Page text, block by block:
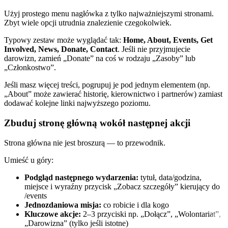
Użyj prostego menu nagłówka z tylko najważniejszymi stronami.
Zbyt wiele opcji utrudnia znalezienie czegokolwiek.
Typowy zestaw może wyglądać tak: Home, About, Events, Get
Involved, News, Donate, Contact. Jeśli nie przyjmujecie
darowizn, zamień „Donate” na coś w rodzaju „Zasoby” lub
„Członkostwo”.
Jeśli masz więcej treści, pogrupuj je pod jednym elementem (np.
„About” może zawierać historię, kierownictwo i partnerów) zamiast
dodawać kolejne linki najwyższego poziomu.
Zbuduj stronę główną wokół następnej akcji
Strona główna nie jest broszurą — to przewodnik.
Umieść u góry:
Podgląd następnego wydarzenia: tytuł, data/godzina,
miejsce i wyraźny przycisk „Zobacz szczegóły” kierujący do
/events
Jednozdaniowa misja: co robicie i dla kogo
Kluczowe akcje: 2–3 przyciski np. „Dołącz”, „Wolontariat”,
„Darowizna” (tylko jeśli istotne)